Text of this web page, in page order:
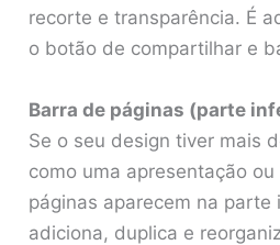
recorte e transparência. É
o botão de compartilhar e
Barra de páginas (parte
Se o seu design tiver mais
como uma apresentação
páginas aparecem na parte
adiciona, duplica e